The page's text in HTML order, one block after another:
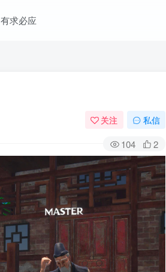
有求必应
关注 私信
104 2